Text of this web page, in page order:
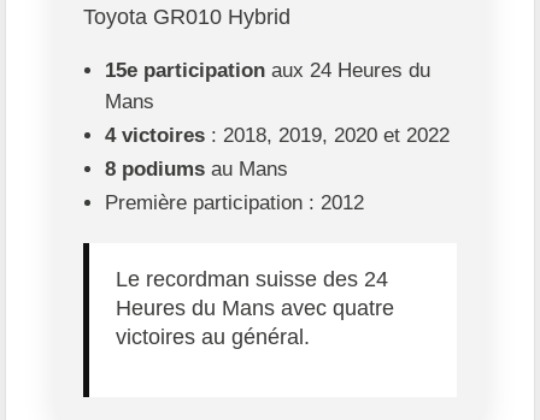
Toyota GR010 Hybrid
15e participation aux 24 Heures du
Mans
4 victoires : 2018, 2019, 2020 et 2022
8 podiums au Mans
Première participation : 2012
Le recordman suisse des 24
Heures du Mans avec quatre
victoires au général.